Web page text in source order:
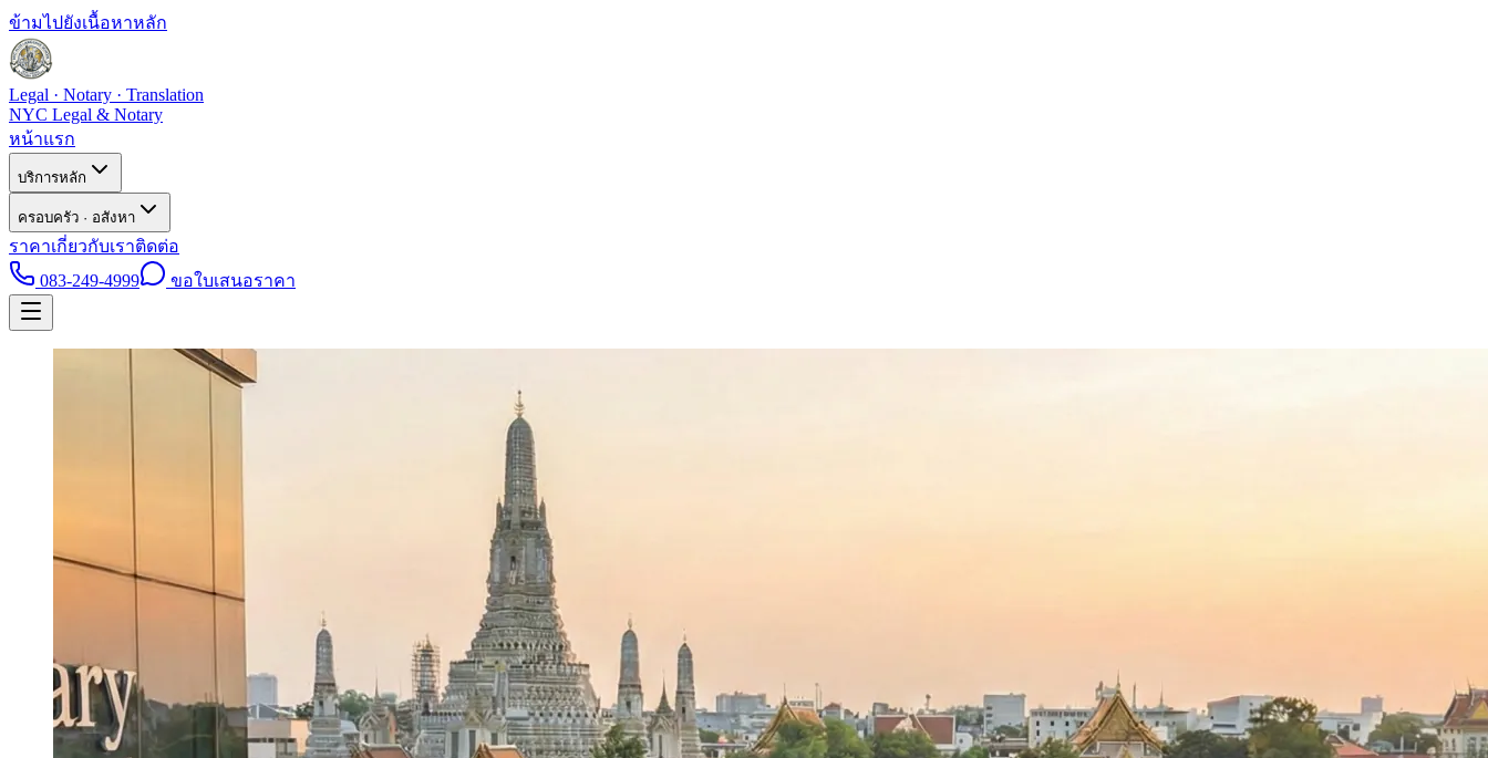
ข้ามไปยังเนื้อหาหลัก
Legal · Notary · Translation
NYC Legal & Notary
หน้าแรก
บริการหลัก
ครอบครัว · อสังหา
ราคาเกี่ยวกับเราติดต่อ
083-249-4999
ขอใบเสนอราคา